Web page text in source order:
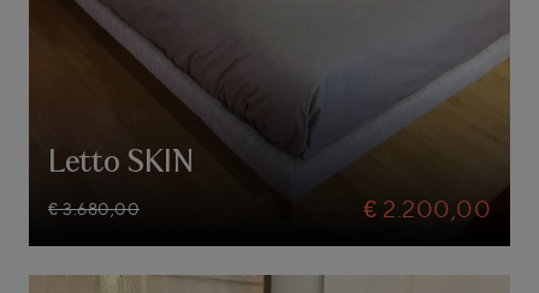
Letto SKIN
€ 3.680,00 € 2.200,00